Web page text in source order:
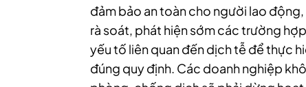
đảm bảo an toàn cho người lao
rà soát, phát hiện sớm các trường
yếu tố liên quan đến dịch tễ để thực
đúng quy định. Các doanh nghiệp